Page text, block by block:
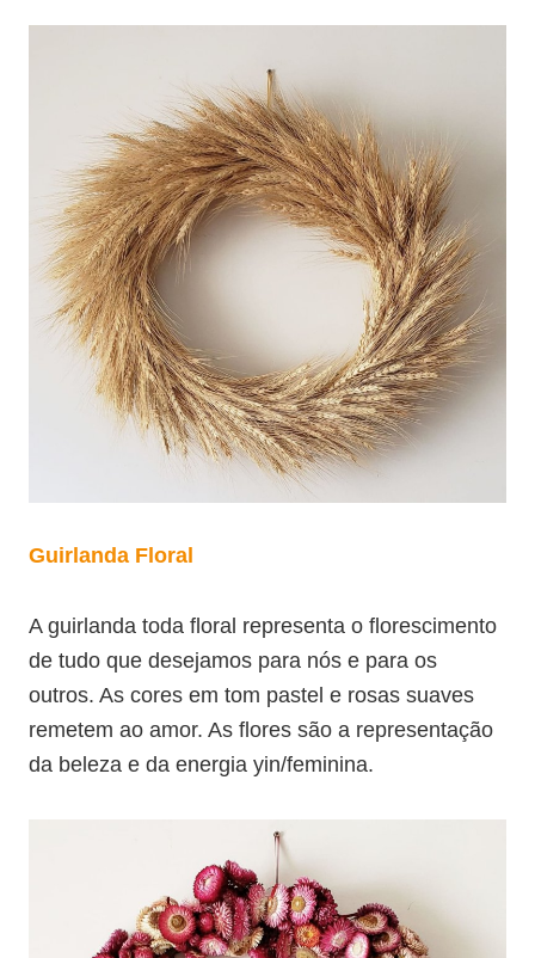
Guirlanda Floral
A guirlanda toda floral representa o florescimento
de tudo que desejamos para nós e para os
outros. As cores em tom pastel e rosas suaves
remetem ao amor. As flores são a representação
da beleza e da energia yin/feminina.